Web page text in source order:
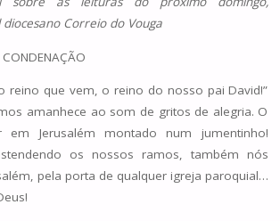
Correio do Vouga
reino que vem, o reino do nosso pai David!”
amanhece ao som de gritos de alegria. O
em Jerusalém montado num jumentinho!
os nossos ramos, também nós
pela porta de qualquer igreja paroquial…